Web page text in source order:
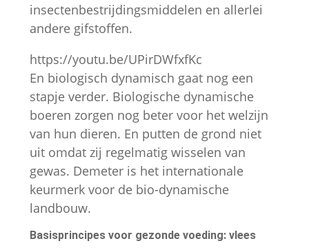
insectenbestrijdingsmiddelen en allerlei
andere gifstoffen.
https://youtu.be/UPirDWfxfKc
En biologisch dynamisch gaat nog een
stapje verder. Biologische dynamische
boeren zorgen nog beter voor het welzijn
van hun dieren. En putten de grond niet
uit omdat zij regelmatig wisselen van
gewas. Demeter is het internationale
keurmerk voor de bio-dynamische
landbouw.
Basisprincipes voor gezonde voeding: vlees